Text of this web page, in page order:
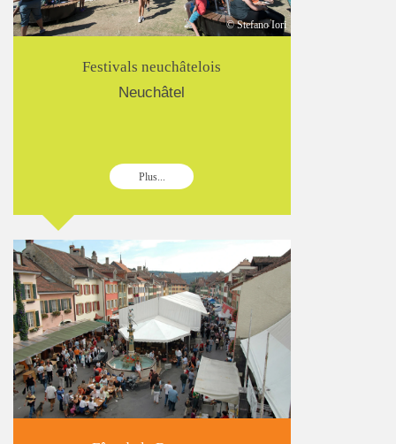
© Stefano Iori
Festivals neuchâtelois
Neuchâtel
Plus...